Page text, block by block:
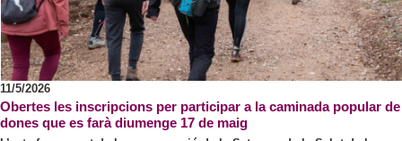
11/5/2026
Obertes les inscripcions per participar a la caminada popular de
dones que es farà diumenge 17 de maig